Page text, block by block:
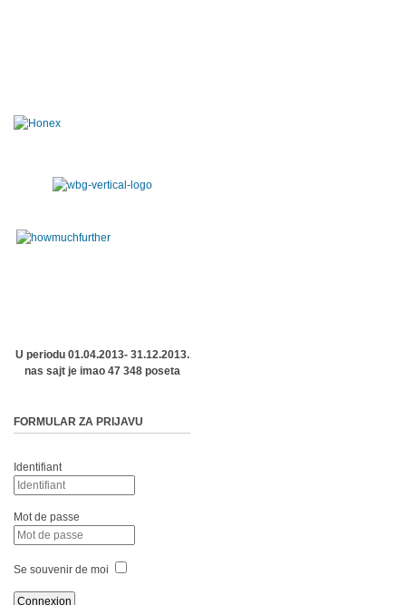
U periodu 01.04.2013- 31.12.2013.
nas sajt je imao 47 348 poseta
FORMULAR ZA PRIJAVU
Identifiant
Mot de passe
Se souvenir de moi